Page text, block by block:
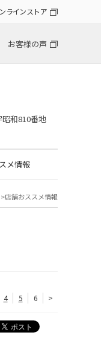
ラインストア
お客様の声
和810番地
メ情報
店舗おススメ情報
4 5 6 >